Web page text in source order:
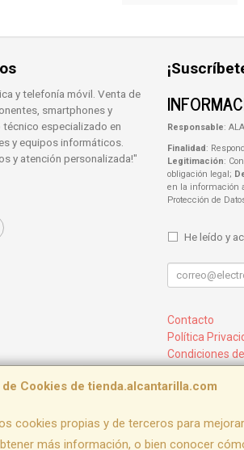
Cookies de tienda.alcantarilla.com
cookies propias y de terceros para
más información, o bien conocer
y telefonía móvil. Venta de
smartphones y
especializado en
y equipos informáticos.
y atención personalizada!"
Responsable:
Finalidad :
Legitimación:
obligación legal;
en la información
Protección de
He leído y
Contacto
Política
Condiciones
2026